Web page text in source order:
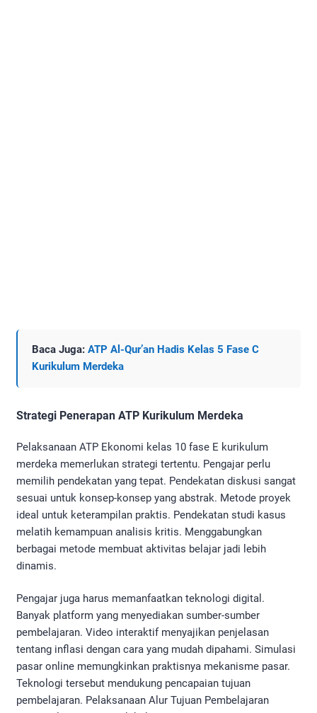
Baca Juga: ATP Al-Qur’an Hadis Kelas 5 Fase C
Kurikulum Merdeka
Strategi Penerapan ATP Kurikulum Merdeka
Pelaksanaan ATP Ekonomi kelas 10 fase E kurikulum
merdeka memerlukan strategi tertentu. Pengajar perlu
memilih pendekatan yang tepat. Pendekatan diskusi sangat
sesuai untuk konsep-konsep yang abstrak. Metode proyek
ideal untuk keterampilan praktis. Pendekatan studi kasus
melatih kemampuan analisis kritis. Menggabungkan
berbagai metode membuat aktivitas belajar jadi lebih
dinamis.
Pengajar juga harus memanfaatkan teknologi digital.
Banyak platform yang menyediakan sumber-sumber
pembelajaran. Video interaktif menyajikan penjelasan
tentang inflasi dengan cara yang mudah dipahami. Simulasi
pasar online memungkinkan praktisnya mekanisme pasar.
Teknologi tersebut mendukung pencapaian tujuan
pembelajaran. Pelaksanaan Alur Tujuan Pembelajaran